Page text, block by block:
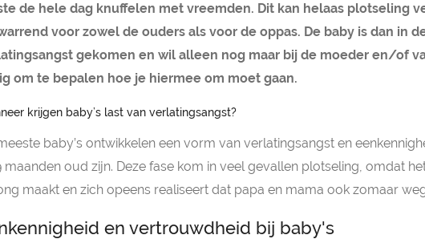
de hele dag knuffelen met vreemden. Dit kan helaas plotseling
voor zowel de ouders als voor de oppas. De baby is dan in
gekomen en wil alleen nog maar bij de moeder en/of
om te bepalen hoe je hiermee om moet gaan.
krijgen baby’s last van verlatingsangst?
baby’s ontwikkelen een vorm van verlatingsangst en
maanden oud zijn. Deze fase kom in veel gevallen plotseling, omdat
maakt en zich opeens realiseert dat papa en mama ook zomaar
en vertrouwdheid bij baby's